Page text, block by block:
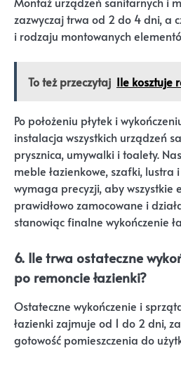
zazwyczaj trwa od 2 do 4 dni, a
i rodzaju montowanych
To też przeczytaj Ile kosztuje
Po położeniu płytek i
instalacja wszystkich urządzeń
prysznica, umywalki i toalety.
meble łazienkowe, szafki, lustra
wymaga precyzji, aby wszystkie
prawidłowo zamocowane i
stanowiąc finalne wykończenie
6. Ile trwa ostateczne
po remoncie łazienki?
Ostateczne wykończenie i
łazienki zajmuje od 1 do 2 dni,
gotowość pomieszczenia do